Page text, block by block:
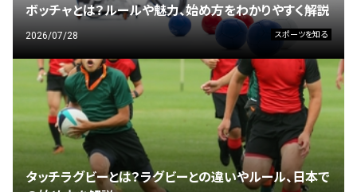
ボッチャとは？ルールや魅力、始め方をわかりやすく解説
2026/07/28 スポーツを知る
タッチラグビーとは？ラグビーとの違いやルール、日本で